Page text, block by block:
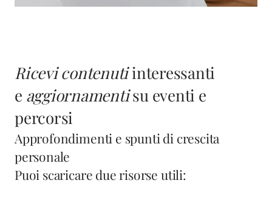
Ricevi contenutiinteressanti
e aggiornamentisu eventi e
percorsi
Approfondimenti e spunti di crescita
personale
Puoi scaricare due risorse utili: